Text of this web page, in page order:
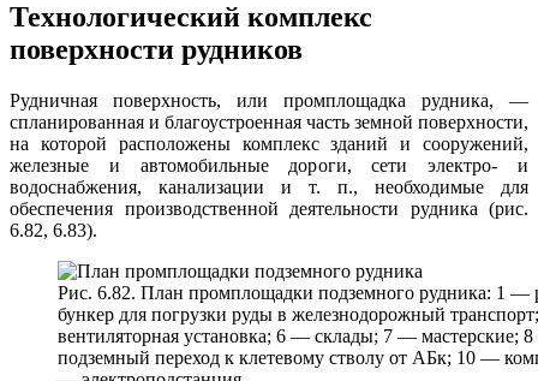
Технологический комплекс
поверхности рудников
Рудничная поверхность, или промплощадка рудника, —
спланированная и благоустроенная часть земной поверхности,
на которой расположены комплекс зданий и сооружений,
железные и автомобильные дороги, сети электро- и
водоснабжения, канализации и т. п., необходимые для
обеспечения производственной деятельности рудника (рис.
6.82, 6.83).
Рис. 6.82. План промплощадки подземного рудника: 1 —
бункер для погрузки руды в железнодорожный
вентиляторная установка; 6 — склады; 7 —
подземный переход к клетевому стволу от АБк; 10 —